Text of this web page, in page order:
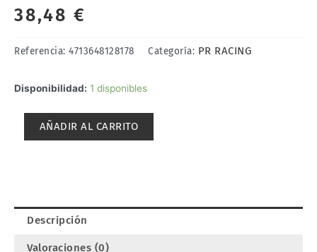
38,48 €
Referencia: 4713648128178 Categoría: PR RACING
Disponibilidad: 1 disponibles
MANGUETA
ALUMINIO
RACING
67400146
cantidad
AÑADIR AL CARRITO
Descripción
Valoraciones (0)